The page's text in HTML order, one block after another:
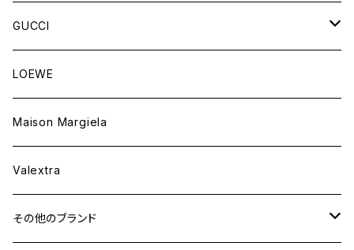
ウェア
財布&小物
ウェア
バッグ
財布&小物
ウェア
GUCCI
バッグ
財布&小物
ウェア
LOEWE
Maison Margiela
Valextra
その他のブランド